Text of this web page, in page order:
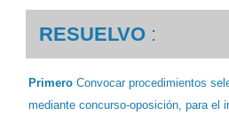
RESUELVO :
Primero Convocar procedimientos
mediante concurso-oposición, para el